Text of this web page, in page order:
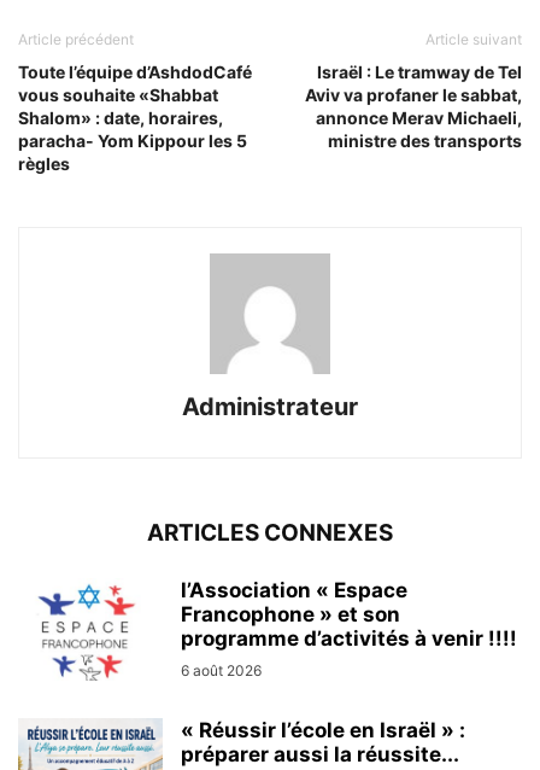
Article précédent
Toute l’équipe d’AshdodCafé
vous souhaite «Shabbat
Shalom» : date, horaires,
paracha- Yom Kippour les 5
règles
Article suivant
Israël : Le tramway de Tel
Aviv va profaner le sabbat,
annonce Merav Michaeli,
ministre des transports
Administrateur
ARTICLES CONNEXES
l’Association « Espace
Francophone » et son
programme d’activités à venir !!!!
6 août 2026
« Réussir l’école en Israël » :
préparer aussi la réussite...